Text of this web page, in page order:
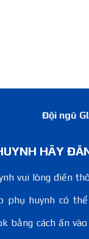
Đội ngũ
HÃY
vui lòng điền
phụ huynh có
bằng cách ấn